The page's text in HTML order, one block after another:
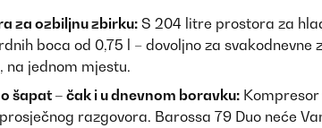
za ozbiljnu zbirku: S 204 litre prostora za
boca od 0,75 l – dovoljno za svakodnevne
na jednom mjestu.
šapat – čak i u dnevnom boravku:
razgovora. Barossa 79 Duo neće